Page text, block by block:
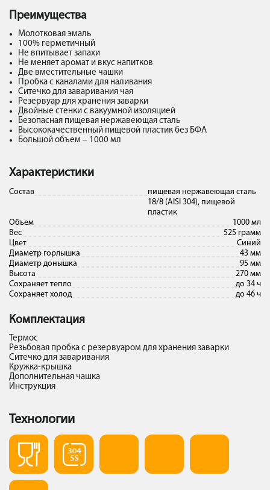
Преимущества
Молотковая эмаль
100% герметичный
Не впитывает запахи
Не меняет аромат и вкус напитков
Две вместительные чашки
Пробка с каналами для наливания
Ситечко для заваривания чая
Резервуар для хранения заварки
Двойные стенки с вакуумной изоляцией
Безопасная пищевая нержавеющая сталь
Высококачественный пищевой пластик без БФА
Большой объем – 1000 мл
Характеристики
Состав
пищевая нержавеющая сталь
18/8 (AISI 304), пищевой
пластик
Объем
1000 мл
Вес
525 грамм
Цвет
Синий
Диаметр горлышка
43 мм
Диаметр донышка
95 мм
Высота
270 мм
Сохраняет тепло
до 34 ч
Сохраняет холод
до 46 ч
Комплектация
Термос
Резьбовая пробка с резервуаром для хранения заварки
Ситечко для заваривания
Кружка-крышка
Дополнительная чашка
Инструкция
Технологии